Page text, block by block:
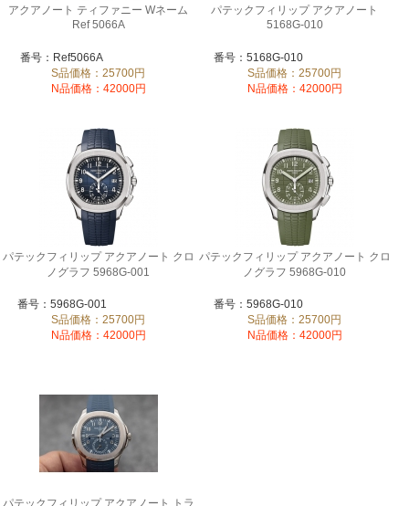
アクアノート ティファニー Wネーム
Ref 5066A
番号：Ref5066A
S品価格：25700円
N品価格：42000円
パテックフィリップ アクアノート
5168G-010
番号：5168G-010
S品価格：25700円
N品価格：42000円
パテックフィリップ アクアノート クロ
ノグラフ 5968G-001
番号：5968G-001
S品価格：25700円
N品価格：42000円
パテックフィリップ アクアノート クロ
ノグラフ 5968G-010
番号：5968G-010
S品価格：25700円
N品価格：42000円
パテックフィリップ アクアノート トラ